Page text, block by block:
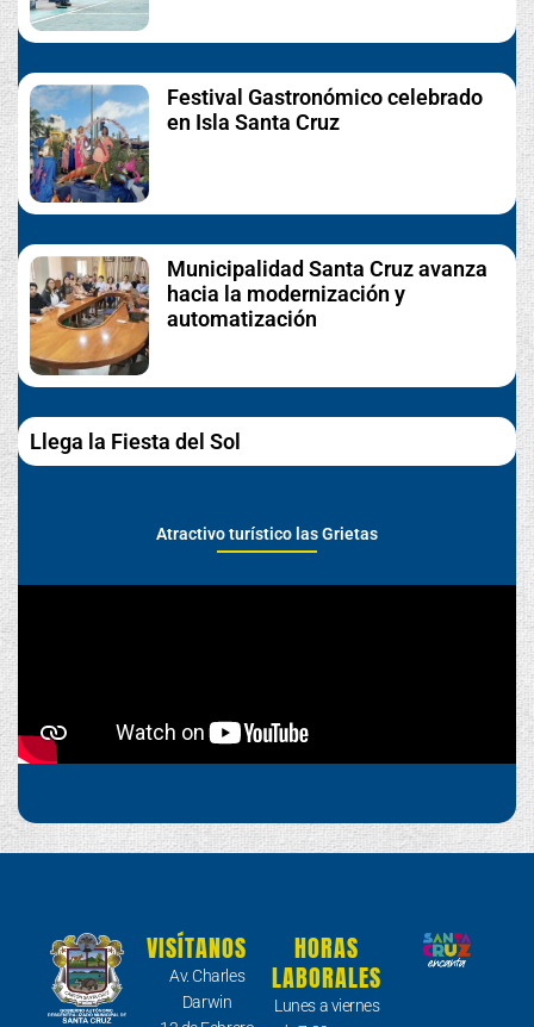
Festival Gastronómico celebrado
en Isla Santa Cruz
Municipalidad Santa Cruz avanza
hacia la modernización y
automatización
Llega la Fiesta del Sol
Atractivo turístico las Grietas
VISÍTANOS
Av. Charles
Darwin
HORAS
LABORALES
Lunes a viernes